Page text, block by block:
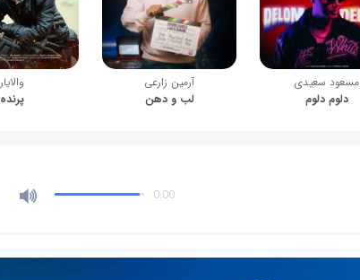
مسعود سعیدی
دلوم دلوم
آرمین زارعی
لب و دهن
والایار
پرنده
0:00